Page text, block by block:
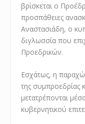
βρίσκεται ο
προσπάθειες
Αναστασιάδη, ο
διγλωσσία που
Προεδρικών.
Εσχάτως, η
της συμπροεδρίας
μετατρέπονται
κυβερνητικού